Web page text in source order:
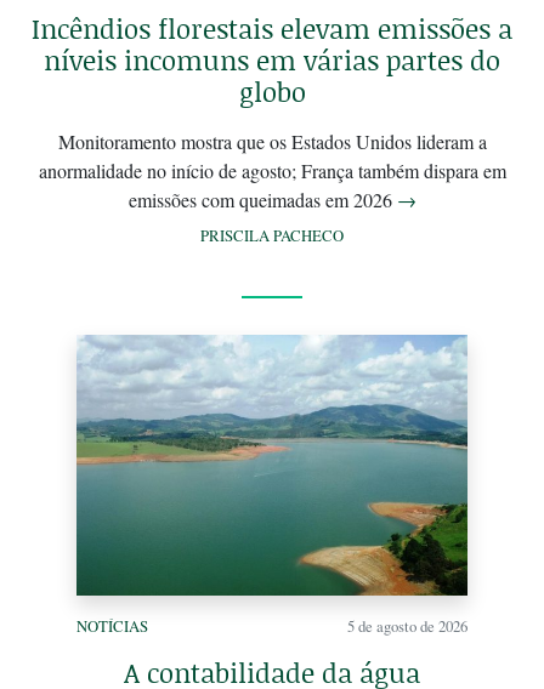
Incêndios florestais elevam emissões a
níveis incomuns em várias partes do
globo
Monitoramento mostra que os Estados Unidos lideram a
anormalidade no início de agosto; França também dispara em
emissões com queimadas em 2026 →
PRISCILA PACHECO
NOTÍCIAS 5 de agosto de 2026
A contabilidade da água